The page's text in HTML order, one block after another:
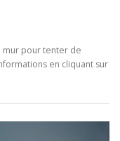
mur pour tenter de
en cliquant sur